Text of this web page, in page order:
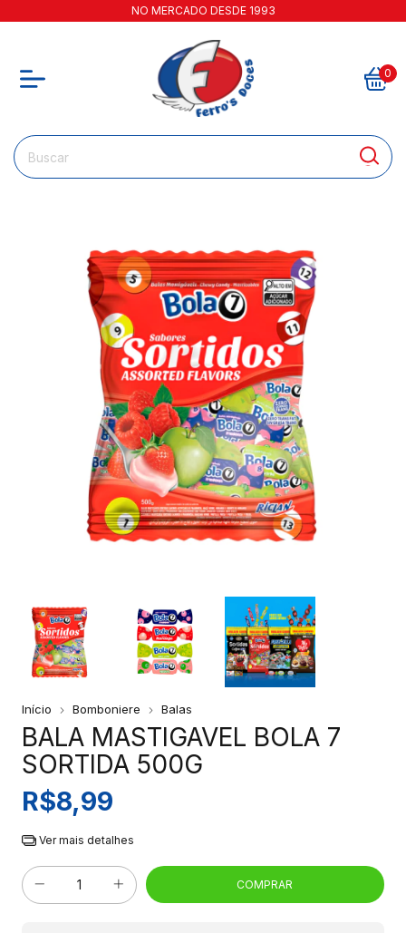
NO MERCADO DESDE 1993
0
Início Bomboniere Balas
BALA MASTIGAVEL BOLA 7
SORTIDA 500G
R$8,99
Ver mais detalhes